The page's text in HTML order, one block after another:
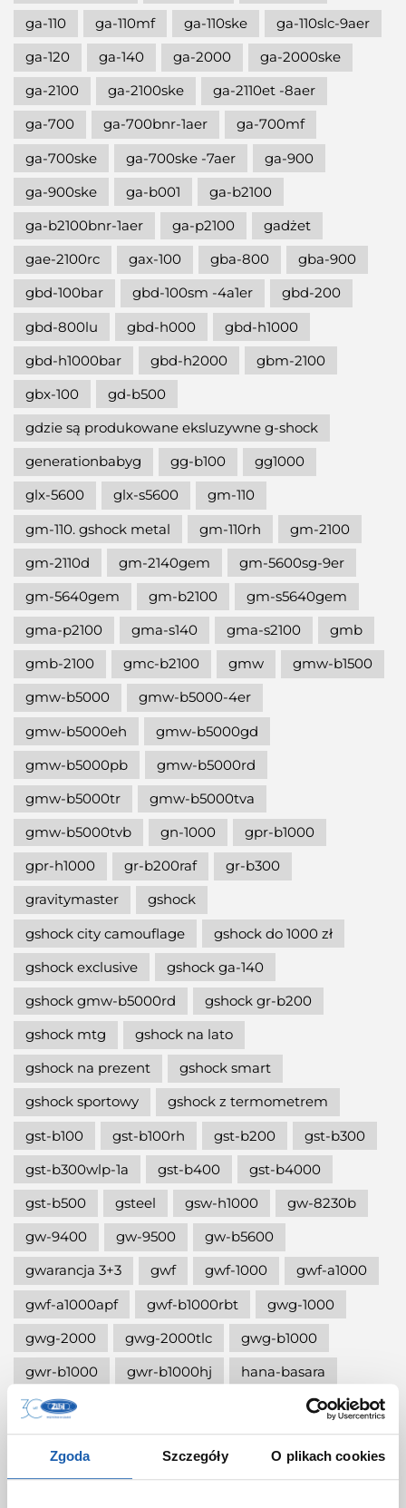
Zgoda Szczegóły O plikach cookies
ga-110 ga-110mf ga-110ske
ga-110slc-9aer
ga-120
ga-140 ga-2000
ga-2000ske
ga-2100
ga-2100ske
ga-2110et -8aer
ga-700
ga-700bnr-1aer
ga-700mf
ga-700ske
ga-700ske -7aer
ga-900
ga-900ske
ga-b001
ga-b2100
ga-b2100bnr-1aer
ga-p2100
gadżet
gae-2100rc
gax-100 gba-800
gba-900
gbd-100bar
gbd-100sm -4a1er
gbd-200
gbd-800lu
gbd-h000
gbd-h1000
gbd-h1000bar
gbd-h2000
gbm-2100
gbx-100
gd-b500
gdzie są produkowane eksluzywne g-shock
generationbabyg
gg-b100
gg1000
glx-5600
glx-s5600
gm-110
gm-110. gshock metal
gm-110rh
gm-2100
gm-2110d
gm-2140gem
gm-5600sg-9er
gm-5640gem
gm-b2100
gm-s5640gem
gma-p2100
gma-s140 gma-s2100
gmb
gmb-2100
gmc-b2100 gmw
gmw-b1500
gmw-b5000
gmw-b5000-4er
gmw-b5000eh
gmw-b5000gd
gmw-b5000pb
gmw-b5000rd
gmw-b5000tr
gmw-b5000tva
gmw-b5000tvb
gn-1000
gpr-b1000
gpr-h1000
gr-b200raf
gr-b300
gravitymaster
gshock
gshock city camouflage
gshock do 1000 zł
gshock exclusive
gshock ga-140
gshock gmw-b5000rd
gshock gr-b200
gshock mtg
gshock na lato
gshock na prezent
gshock smart
gshock sportowy
gshock z termometrem
gst-b100
gst-b100rh gst-b200
gst-b300
gst-b300wlp-1a
gst-b400
gst-b4000
gst-b500
gsteel gsw-h1000
gw-8230b
gw-9400
gw-9500
gw-b5600
gwarancja 3+3
gwf gwf-1000
gwf-a1000
gwf-a1000apf
gwf-b1000rbt
gwg-1000
gwg-2000
gwg-2000tlc
gwg-b1000
gwr-b1000
gwr-b1000hj
hana-basara
hidden talents
ignite red
illuminator g-shock